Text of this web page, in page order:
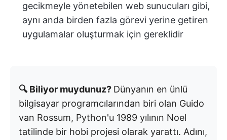
gecikmeyle yönetebilen web sunucuları gibi,
aynı anda birden fazla görevi yerine getiren
uygulamalar oluşturmak için gereklidir
🔍 Biliyor muydunuz? Dünyanın en ünlü
bilgisayar programcılarından biri olan Guido
van Rossum, Python'u 1989 yılının Noel
tatilinde bir hobi projesi olarak yarattı. Adını,